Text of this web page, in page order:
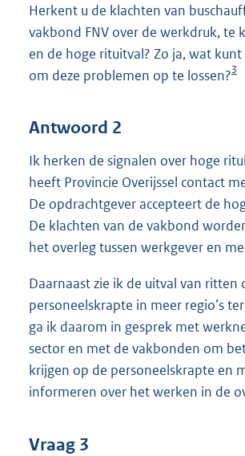
Herkent u de klachten van
vakbond FNV over de werkdruk, te
en de hoge rituitval? Zo ja, wat
om deze problemen op te lossen?3
Antwoord 2
Ik herken de signalen over hoge
heeft Provincie Overijssel contact
De opdrachtgever accepteert de
De klachten van de vakbond
het overleg tussen werkgever en
Daarnaast zie ik de uitval van ritten
personeelskrapte in meer regio’s
ga ik daarom in gesprek met
sector en met de vakbonden om
krijgen op de personeelskrapte en
informeren over het werken in de
Vraag 3